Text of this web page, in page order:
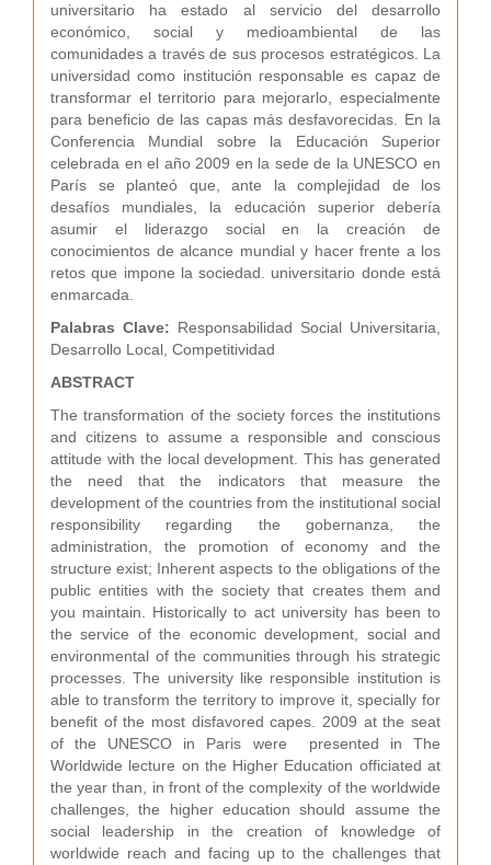
universitario ha estado al servicio del desarrollo
económico, social y medioambiental de las
comunidades a través de sus procesos estratégicos. La
universidad como institución responsable es capaz de
transformar el territorio para mejorarlo, especialmente
para beneficio de las capas más desfavorecidas. En la
Conferencia Mundial sobre la Educación Superior
celebrada en el año 2009 en la sede de la UNESCO en
París se planteó que, ante la complejidad de los
desafíos mundiales, la educación superior debería
asumir el liderazgo social en la creación de
conocimientos de alcance mundial y hacer frente a los
retos que impone la sociedad. universitario donde está
enmarcada.
Palabras Clave: Responsabilidad Social Universitaria,
Desarrollo Local, Competitividad
ABSTRACT
The transformation of the society forces the institutions
and citizens to assume a responsible and conscious
attitude with the local development. This has generated
the need that the indicators that measure the
development of the countries from the institutional social
responsibility regarding the gobernanza, the
administration, the promotion of economy and the
structure exist; Inherent aspects to the obligations of the
public entities with the society that creates them and
you maintain. Historically to act university has been to
the service of the economic development, social and
environmental of the communities through his strategic
processes. The university like responsible institution is
able to transform the territory to improve it, specially for
benefit of the most disfavored capes. 2009 at the seat
of the UNESCO in Paris were presented in The
Worldwide lecture on the Higher Education officiated at
the year than, in front of the complexity of the worldwide
challenges, the higher education should assume the
social leadership in the creation of knowledge of
worldwide reach and facing up to the challenges that